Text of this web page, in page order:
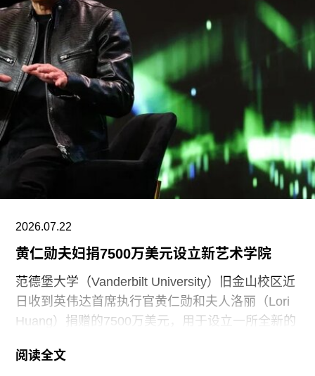
Qatar）。2017年至2022年，他曾担任柏林世界文
化宫（Haus der Kulturen der Welt）项目委员会成
员。自2025年起，他还担任国际现代艺术博物馆与
收藏委员会（CIMAM）理事。
上一届爱知三年展于2025年举行，主题为“灰烬与
蔷薇之间的时光”（A Time Between Ashes and
Roses），由沙迦艺术基金会主席兼创始人胡尔·卡
西米（Hoor Al Qasimi）担任艺术总监。
2026.07.22
黄仁勋夫妇捐7500万美元设立新艺术学院
范德堡大学（Vanderbilt University）旧金山校区近
日收到英伟达首席执行官黄仁勋和夫人洛丽（Lori
Huang）捐赠的7500万美元，用于设立一所全新的
筑与设计学院”，具体名称尚待校方批准。目前，学
阅读全文